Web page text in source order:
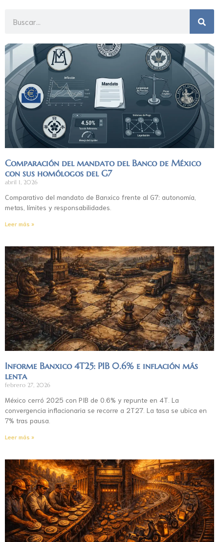
Comparación del mandato del Banco de México
con sus homólogos del G7
abril 1, 2026
Comparativo del mandato de Banxico frente al G7: autonomía,
metas, límites y responsabilidades.
Leer más »
Informe Banxico 4T25: PIB 0.6% e inflación más
lenta
febrero 27, 2026
México cerró 2025 con PIB de 0.6% y repunte en 4T. La
convergencia inflacionaria se recorre a 2T27. La tasa se ubica en
7% tras pausa.
Leer más »